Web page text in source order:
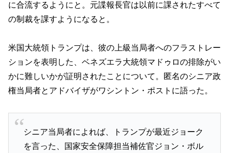
に合流するようにと。元諜報長官は以前に課されたすべて
の制裁を課すようになると。
米国大統領トランプは、彼の上級当局者へのフラストレー
ションを表明した、ベネズエラ大統領マドゥロの排除がい
かに難しいかが証明されたことについて。匿名のシニア政
権当局者とアドバイザがワシントン・ポストに語った。
シニア当局者によれば、トランプが最近ジョーク
を言った、国家安全保障担当補佐官ジョン・ボル